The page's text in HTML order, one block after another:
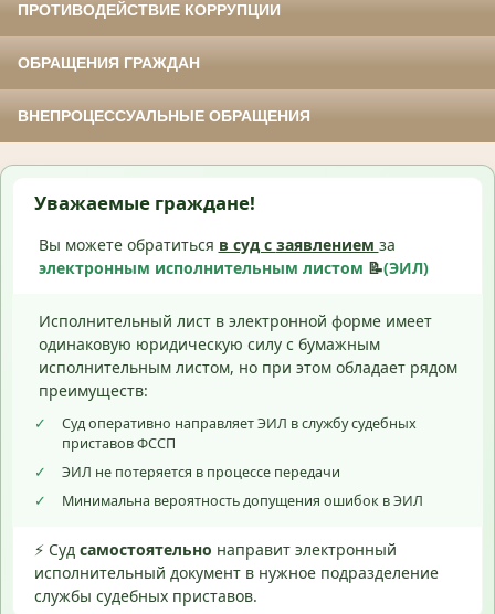
ПРОТИВОДЕЙСТВИЕ КОРРУПЦИИ
ОБРАЩЕНИЯ ГРАЖДАН
ВНЕПРОЦЕССУАЛЬНЫЕ ОБРАЩЕНИЯ
Уважаемые граждане!
Вы можете обратиться в суд с заявлением за
электронным исполнительным листом 📝(ЭИЛ)
Исполнительный лист в электронной форме имеет
одинаковую юридическую силу с бумажным
исполнительным листом, но при этом обладает рядом
преимуществ:
✓
Суд оперативно направляет ЭИЛ в службу судебных
приставов ФССП
✓
ЭИЛ не потеряется в процессе передачи
✓
Минимальна вероятность допущения ошибок в ЭИЛ
⚡ Суд самостоятельно направит электронный
исполнительный документ в нужное подразделение
службы судебных приставов.